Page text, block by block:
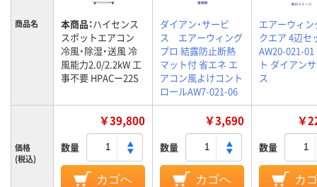
商品名 本商品：ハイセンス
スポットエアコン
冷風・除湿・送風 冷
風能力2.0/2.2kW 工
事不要 HPACー22S
ダイアン・サービ
ス エアーウィング
プロ 結露防止断熱
マット付 省エネ エ
アコン風よけコント
ロールAW7-021-06
エアーウィン
クエア 4辺セ
AW20-021-01
ト ダイアン
ス
価格
(税込)
￥39,800
数量
カゴへ
￥3,690
数量
カゴへ
￥
数量
カ